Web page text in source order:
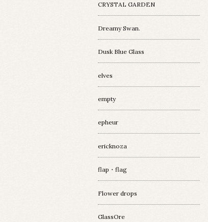
CRYSTAL GARDEN
Dreamy Swan.
Dusk Blue Glass
elves
empty
epheur
ericknoza
flap・flag
Flower drops
GlassOre